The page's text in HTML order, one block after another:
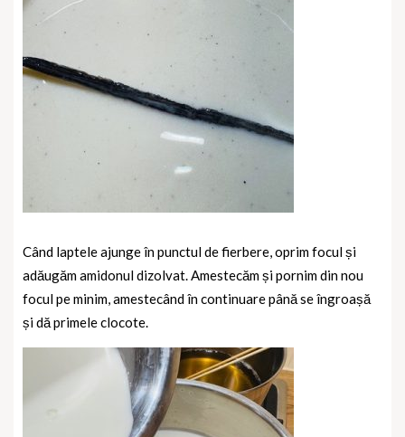
Când laptele ajunge în punctul de fierbere, oprim focul și
adăugăm amidonul dizolvat. Amestecăm și pornim din nou
focul pe minim, amestecând în continuare până se îngroașă
și dă primele clocote.